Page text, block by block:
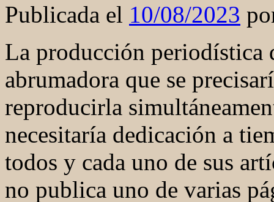
Publicada el 10/08/2023
La producción periodística
abrumadora que se
reproducirla
necesitaría dedicación a
todos y cada uno de sus
no publica uno de varias